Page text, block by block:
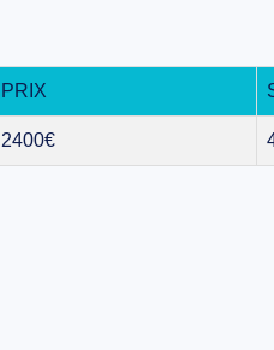
PRIX
2400€